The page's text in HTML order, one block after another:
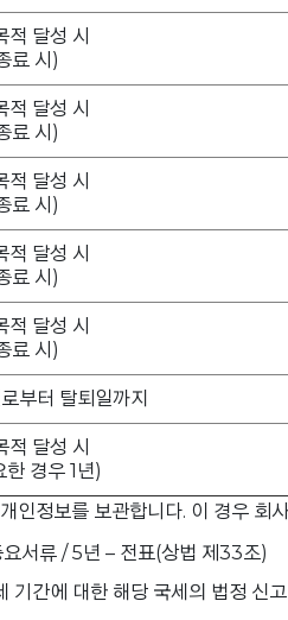
적 달성 시
료 시)
적 달성 시
료 시)
적 달성 시
료 시)
적 달성 시
료 시)
적 달성 시
료 시)
부터 탈퇴일까지
적 달성 시
경우 1년)
정보를 보관합니다. 이 경우 회
서류 / 5년 – 전표(상법 제33조)
간에 대한 해당 국세의 법정